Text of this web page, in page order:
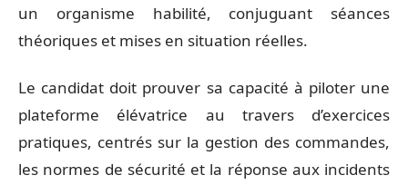
un organisme habilité, conjuguant séances
théoriques et mises en situation réelles.
Le candidat doit prouver sa capacité à piloter une
plateforme élévatrice au travers d’exercices
pratiques, centrés sur la gestion des commandes,
les normes de sécurité et la réponse aux incidents